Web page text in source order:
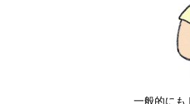
一般的にも